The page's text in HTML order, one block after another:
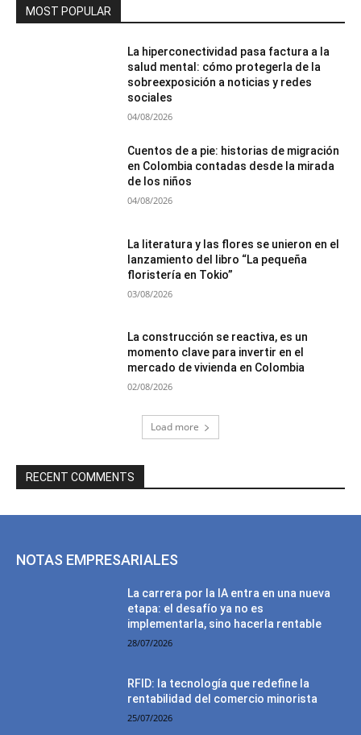
MOST POPULAR
La hiperconectividad pasa factura a la
salud mental: cómo protegerla de la
sobreexposición a noticias y redes
sociales
04/08/2026
Cuentos de a pie: historias de migración
en Colombia contadas desde la mirada
de los niños
04/08/2026
La literatura y las flores se unieron en el
lanzamiento del libro “La pequeña
floristería en Tokio”
03/08/2026
La construcción se reactiva, es un
momento clave para invertir en el
mercado de vivienda en Colombia
02/08/2026
Load more
RECENT COMMENTS
NOTAS EMPRESARIALES
La carrera por la IA entra en una nueva
etapa: el desafío ya no es
implementarla, sino hacerla rentable
28/07/2026
RFID: la tecnología que redefine la
rentabilidad del comercio minorista
25/07/2026